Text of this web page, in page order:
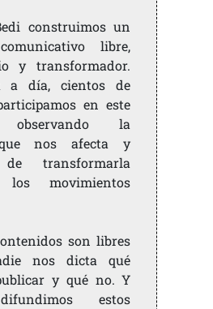
construimos un
libre,
y transformador.
a día, cientos de
en este
observando la
nos afecta y
transformarla
movimientos
son libres
nos dicta qué
y qué no. Y
estos